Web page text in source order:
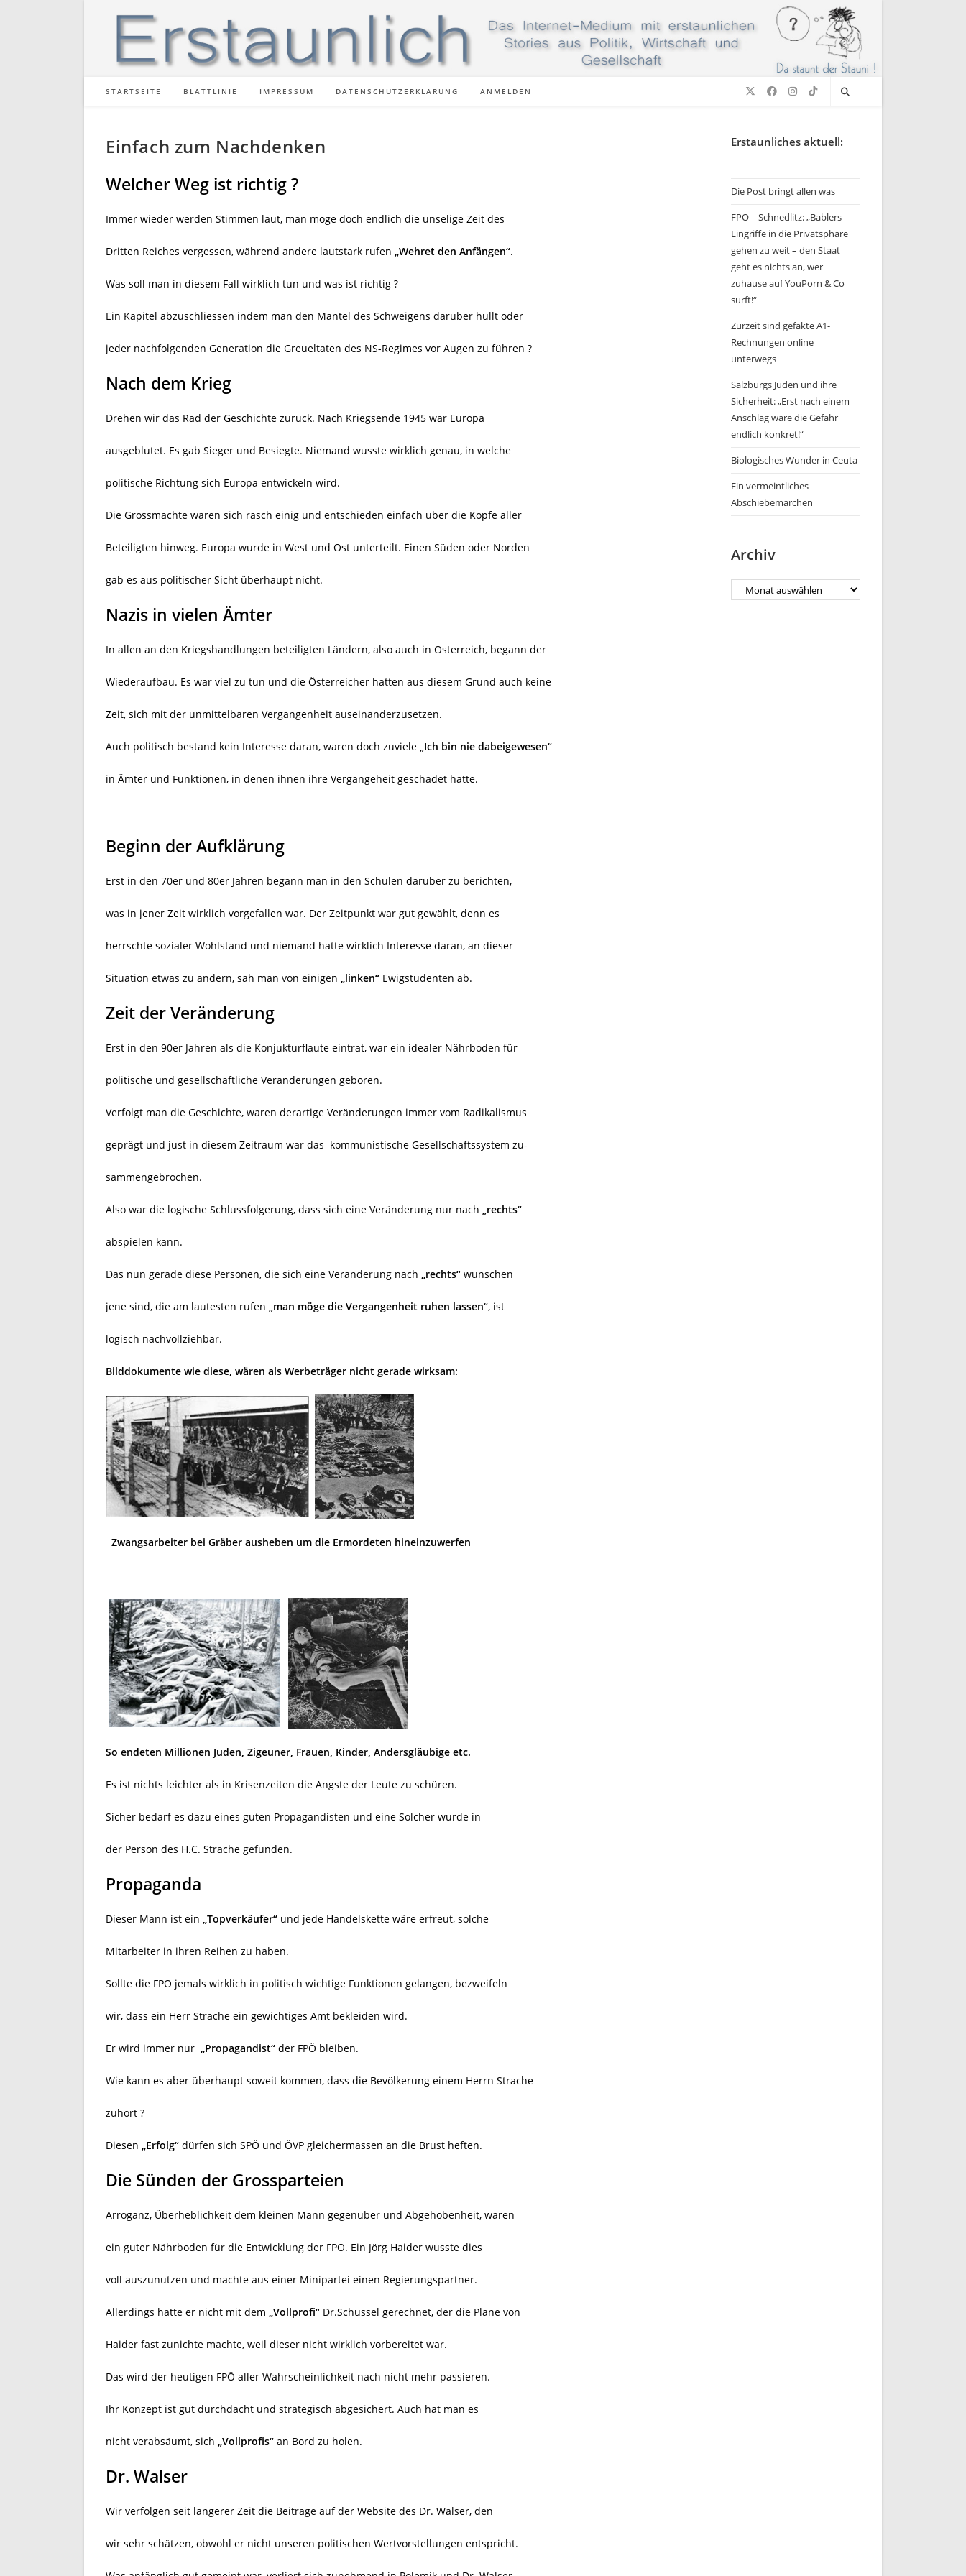
STARTSEITE BLATTLINIE IMPRESSUM DATENSCHUTZERKLÄRUNG ANMELDEN
Einfach zum Nachdenken
Welcher Weg ist richtig ?
Immer wieder werden Stimmen laut, man möge doch endlich die unselige Zeit des
Dritten Reiches vergessen, während andere lautstark rufen „Wehret den Anfängen“.
Was soll man in diesem Fall wirklich tun und was ist richtig ?
Ein Kapitel abzuschliessen indem man den Mantel des Schweigens darüber hüllt oder
jeder nachfolgenden Generation die Greueltaten des NS-Regimes vor Augen zu führen ?
Nach dem Krieg
Drehen wir das Rad der Geschichte zurück. Nach Kriegsende 1945 war Europa
ausgeblutet. Es gab Sieger und Besiegte. Niemand wusste wirklich genau, in welche
politische Richtung sich Europa entwickeln wird.
Die Grossmächte waren sich rasch einig und entschieden einfach über die Köpfe aller
Beteiligten hinweg. Europa wurde in West und Ost unterteilt. Einen Süden oder Norden
gab es aus politischer Sicht überhaupt nicht.
Nazis in vielen Ämter
In allen an den Kriegshandlungen beteiligten Ländern, also auch in Österreich, begann der
Wiederaufbau. Es war viel zu tun und die Österreicher hatten aus diesem Grund auch keine
Zeit, sich mit der unmittelbaren Vergangenheit auseinanderzusetzen.
Auch politisch bestand kein Interesse daran, waren doch zuviele „Ich bin nie dabeigewesen“
in Ämter und Funktionen, in denen ihnen ihre Vergangeheit geschadet hätte.
Beginn der Aufklärung
Erst in den 70er und 80er Jahren begann man in den Schulen darüber zu berichten,
was in jener Zeit wirklich vorgefallen war. Der Zeitpunkt war gut gewählt, denn es
herrschte sozialer Wohlstand und niemand hatte wirklich Interesse daran, an dieser
Situation etwas zu ändern, sah man von einigen „linken“ Ewigstudenten ab.
Zeit der Veränderung
Erst in den 90er Jahren als die Konjukturflaute eintrat, war ein idealer Nährboden für
politische und gesellschaftliche Veränderungen geboren.
Verfolgt man die Geschichte, waren derartige Veränderungen immer vom Radikalismus
geprägt und just in diesem Zeitraum war das kommunistische Gesellschaftssystem zu-
sammengebrochen.
Also war die logische Schlussfolgerung, dass sich eine Veränderung nur nach „rechts“
abspielen kann.
Das nun gerade diese Personen, die sich eine Veränderung nach „rechts“ wünschen
jene sind, die am lautesten rufen „man möge die Vergangenheit ruhen lassen“, ist
logisch nachvollziehbar.
Bilddokumente wie diese, wären als Werbeträger nicht gerade wirksam:
Zwangsarbeiter bei Gräber ausheben um die Ermordeten hineinzuwerfen
So endeten Millionen Juden, Zigeuner, Frauen, Kinder, Andersgläubige etc.
Es ist nichts leichter als in Krisenzeiten die Ängste der Leute zu schüren.
Sicher bedarf es dazu eines guten Propagandisten und eine Solcher wurde in
der Person des H.C. Strache gefunden.
Propaganda
Dieser Mann ist ein „Topverkäufer“ und jede Handelskette wäre erfreut, solche
Mitarbeiter in ihren Reihen zu haben.
Sollte die FPÖ jemals wirklich in politisch wichtige Funktionen gelangen, bezweifeln
wir, dass ein Herr Strache ein gewichtiges Amt bekleiden wird.
Er wird immer nur „Propagandist“ der FPÖ bleiben.
Wie kann es aber überhaupt soweit kommen, dass die Bevölkerung einem Herrn Strache
zuhört ?
Diesen „Erfolg“ dürfen sich SPÖ und ÖVP gleichermassen an die Brust heften.
Die Sünden der Grossparteien
Arroganz, Überheblichkeit dem kleinen Mann gegenüber und Abgehobenheit, waren
ein guter Nährboden für die Entwicklung der FPÖ. Ein Jörg Haider wusste dies
voll auszunutzen und machte aus einer Minipartei einen Regierungspartner.
Allerdings hatte er nicht mit dem „Vollprofi“ Dr.Schüssel gerechnet, der die Pläne von
Haider fast zunichte machte, weil dieser nicht wirklich vorbereitet war.
Das wird der heutigen FPÖ aller Wahrscheinlichkeit nach nicht mehr passieren.
Ihr Konzept ist gut durchdacht und strategisch abgesichert. Auch hat man es
nicht verabsäumt, sich „Vollprofis“ an Bord zu holen.
Dr. Walser
Wir verfolgen seit längerer Zeit die Beiträge auf der Website des Dr. Walser, den
wir sehr schätzen, obwohl er nicht unseren politischen Wertvorstellungen entspricht.
Erstaunliches aktuell:
Die Post bringt allen was
FPÖ – Schnedlitz: „Bablers
Eingriffe in die Privatsphäre
gehen zu weit – den Staat
geht es nichts an, wer
zuhause auf YouPorn & Co
surft!“
Zurzeit sind gefakte A1-
Rechnungen online
unterwegs
Salzburgs Juden und ihre
Sicherheit: „Erst nach einem
Anschlag wäre die Gefahr
endlich konkret!“
Biologisches Wunder in Ceuta
Ein vermeintliches
Abschiebemärchen
Archiv
Archiv